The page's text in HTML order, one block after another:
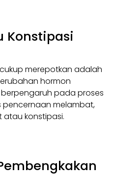
Konstipasi
merepotkan adalah
hormon
pada proses
pencernaan melambat,
atau konstipasi.